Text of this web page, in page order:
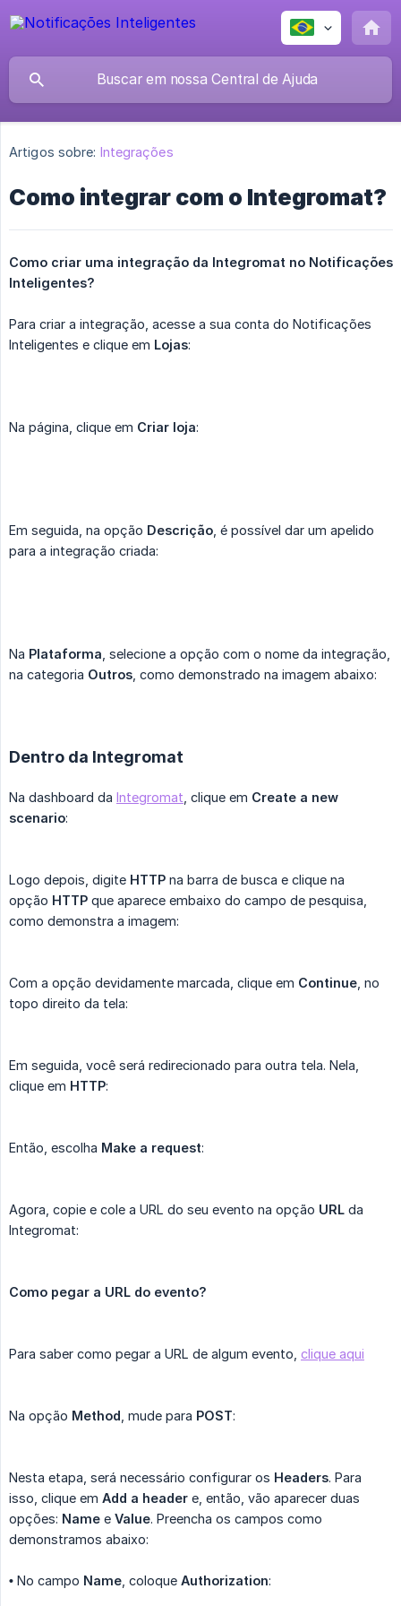
Artigos sobre: Integrações
Como integrar com o Integromat?
Como criar uma integração da Integromat no Notificações
Inteligentes?
Para criar a integração, acesse a sua conta do Notificações
Inteligentes e clique em Lojas:
Na página, clique em Criar loja:
Em seguida, na opção Descrição , é possível dar um apelido
para a integração criada:
Na Plataforma , selecione a opção com o nome da integração,
na categoria Outros , como demonstrado na imagem abaixo:
Dentro da Integromat
Na dashboard da Integromat , clique em Create a new
scenario:
Logo depois, digite HTTP na barra de busca e clique na
opção HTTP que aparece embaixo do campo de pesquisa,
como demonstra a imagem:
Com a opção devidamente marcada, clique em Continue , no
topo direito da tela:
Em seguida, você será redirecionado para outra tela. Nela,
clique em HTTP:
Então, escolha Make a request:
Agora, copie e cole a URL do seu evento na opção URL da
Integromat:
Como pegar a URL do evento?
Para saber como pegar a URL de algum evento, clique aqui
Na opção Method , mude para POST:
Nesta etapa, será necessário configurar os Headers. Para
isso, clique em Add a header e, então, vão aparecer duas
opções: Name e Value. Preencha os campos como
demonstramos abaixo:
• No campo Name , coloque Authorization: